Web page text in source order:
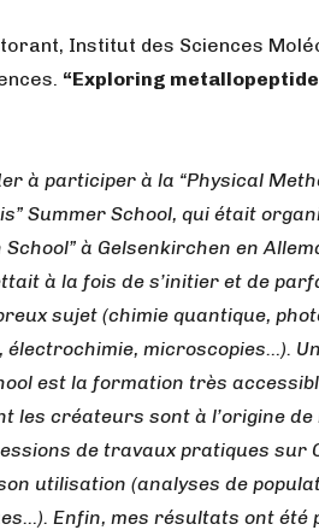
Institut des Sciences
“Exploring
à participer à la “Physical
Summer School, qui était
à Gelsenkirchen en
à la fois de s’initier et de
sujet (chimie quantique,
électrochimie, microscopies…).
est la formation très
les créateurs sont à l’origine de
de travaux pratiques sur
utilisation (analyses de
Enfin, mes résultats ont été